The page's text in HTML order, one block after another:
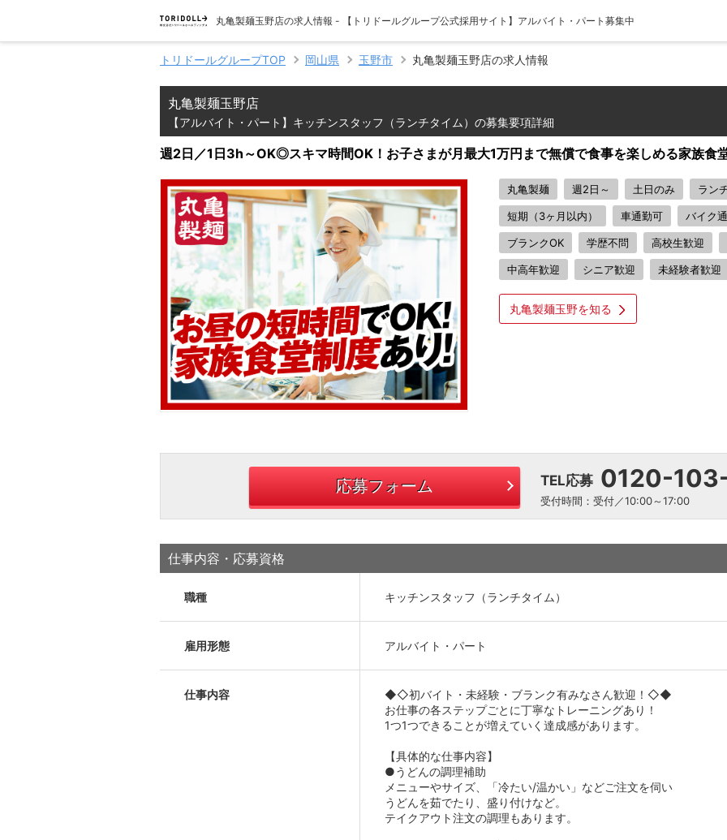
丸亀製麺玉野店の求人情報 - 【トリドールグループ公式採用サイト】アルバイト・パート募集中
トリドールグループTOP 岡山県 玉野市 丸亀製麺玉野店の求人情報
丸亀製麺玉野店
【アルバイト・パート】キッチンスタッフ（ランチタイム）の募集要項詳細
週2日／1日3h～OK◎スキマ時間OK！お子さまが月最大1万円まで無償で食事を楽しめる家族食
丸亀製麺 週2日～ 土日のみ ラン
短期（3ヶ月以内） 車通勤可 バイク
ブランクOK 学歴不問 高校生歓迎
中高年歓迎 シニア歓迎 未経験者歓迎
丸亀製麺玉野を知る
応募フォーム TEL応募 0120-
受付時間：受付／10:00～17:00
仕事内容・応募資格
職種 キッチンスタッフ（ランチタイム）
雇用形態 アルバイト・パート
仕事内容
◆◇初バイト・未経験・ブランク有みなさん歓迎！◇◆
お仕事の各ステップごとに丁寧なトレーニングあり！
1つ1つできることが増えていく達成感があります。
【具体的な仕事内容】
●うどんの調理補助
メニューやサイズ、「冷たい/温かい」などご注文を伺い
うどんを茹でたり、盛り付けなど。
テイクアウト注文の調理もあります。